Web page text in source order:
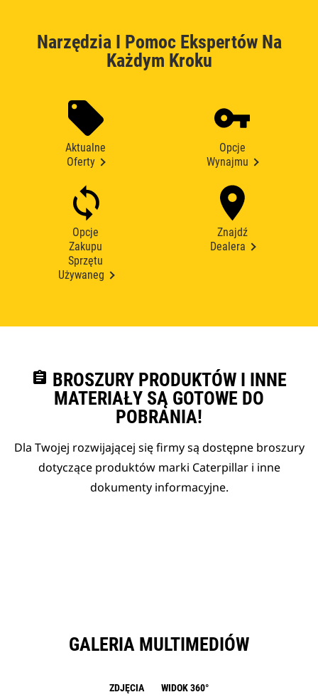
Narzędzia I Pomoc Ekspertów Na
Każdym Kroku
Aktualne
Oferty
Opcje
Wynajmu
Opcje
Zakupu
Sprzętu
Używaneg
Znajdź
Dealera
assignment BROSZURY PRODUKTÓW I INNE
MATERIAŁY SĄ GOTOWE DO
POBRANIA!
Dla Twojej rozwijającej się firmy są dostępne broszury
dotyczące produktów marki Caterpillar i inne
dokumenty informacyjne.
GALERIA MULTIMEDIÓW
ZDJĘCIA WIDOK 360°